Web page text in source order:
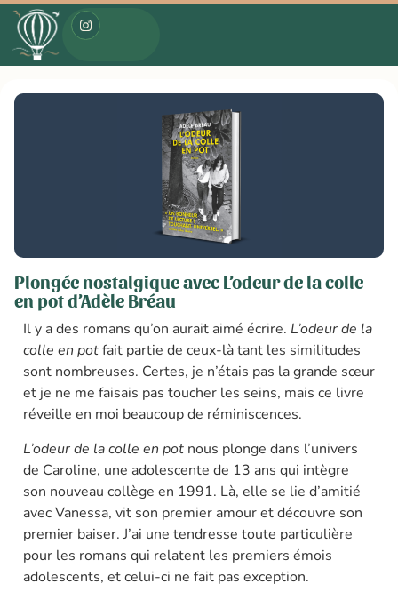
Plongée nostalgique avec L’odeur de la colle
en pot d’Adèle Bréau
Il y a des romans qu’on aurait aimé écrire. L’odeur de la
colle en potfait partie de ceux-là tant les similitudes
sont nombreuses. Certes, je n’étais pas la grande sœur
et je ne me faisais pas toucher les seins, mais ce livre
réveille en moi beaucoup de réminiscences.
L’odeur de la colle en pot nous plonge dans l’univers
de Caroline, une adolescente de 13 ans qui intègre
son nouveau collège en 1991. Là, elle se lie d’amitié
avec Vanessa, vit son premier amour et découvre son
premier baiser. J’ai une tendresse toute particulière
pour les romans qui relatent les premiers émois
adolescents, et celui-ci ne fait pas exception.